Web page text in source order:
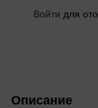
Войти для
Описание